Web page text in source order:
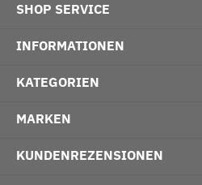
SHOP SERVICE
INFORMATIONEN
KATEGORIEN
MARKEN
KUNDENREZENSIONEN